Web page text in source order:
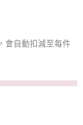
會自動扣減至每件